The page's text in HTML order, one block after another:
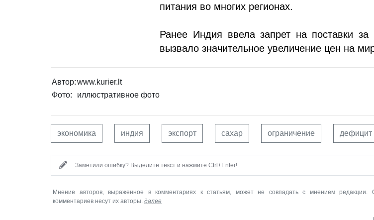
питания во многих регионах.
Ранее Индия ввела запрет на поставки
вызвало значительное увеличение цен на
Автор:www.kurier.lt
Фото:
иллюстративное фото
экономика индия экспорт сахар ограничение дефицит
Заметили ошибку? Выделите текст и нажмите Ctrl+Enter!
Мнение авторов, выраженное в комментариях к статьям, может не совпадать с мнением редакции.
комментариев несут их авторы. далее